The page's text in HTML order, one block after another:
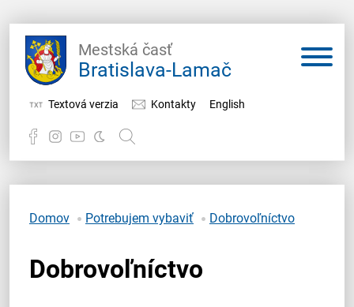
Mestská časť
Bratislava-Lamač
Textová verzia Kontakty English
Samospráva
Domov Potrebujem vybaviť Dobrovoľníctvo
Dobrovoľníctvo